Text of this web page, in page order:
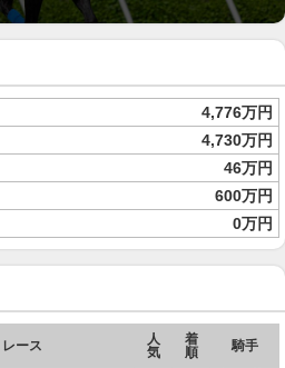
4,776万円
4,730万円
46万円
600万円
0万円
レース
人
気
着
順
騎手